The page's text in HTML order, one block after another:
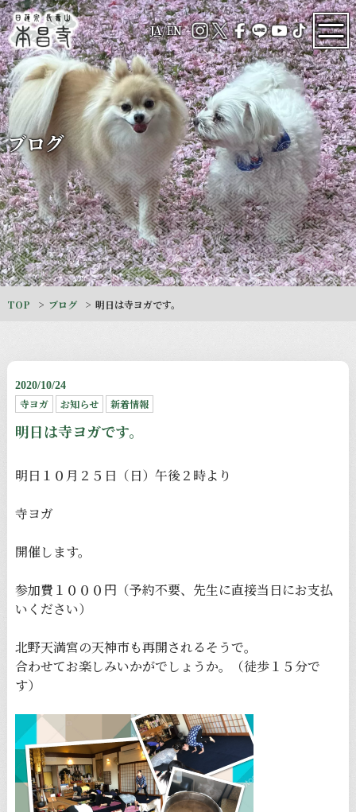
JA/EN
ブログ
TOP ブログ 明日は寺ヨガです。
2020/10/24
寺ヨガ お知らせ 新着情報
明日は寺ヨガです。
明日１０月２５日（日）午後２時より
寺ヨガ
開催します。
参加費１０００円（予約不要、先生に直接当日にお支払
いください）
北野天満宮の天神市も再開されるそうで。
合わせてお楽しみいかがでしょうか。（徒歩１５分で
す）